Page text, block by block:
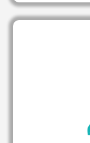
selon leur